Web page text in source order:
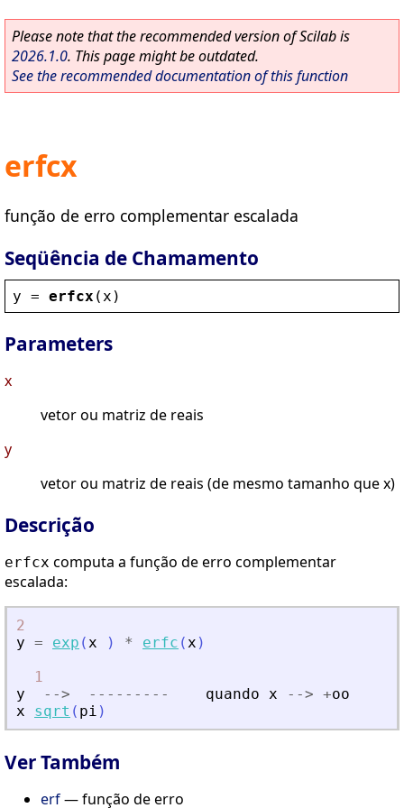
Please note that the recommended version of Scilab is
2026.1.0. This page might be outdated.
See the recommended documentation of this function
erfcx
função de erro complementar escalada
Seqüência de Chamamento
y = erfcx ( x )
Parameters
x
vetor ou matriz de reais
y
vetor ou matriz de reais (de mesmo tamanho que x)
Descrição
erfcx computa a função de erro complementar
escalada:
2
y = exp (x ) * erfc (x )
1
y
- -> - - - - - - - - - quando x - -> +oo
x
sqrt ( pi )
Ver Também
erf— função de erro